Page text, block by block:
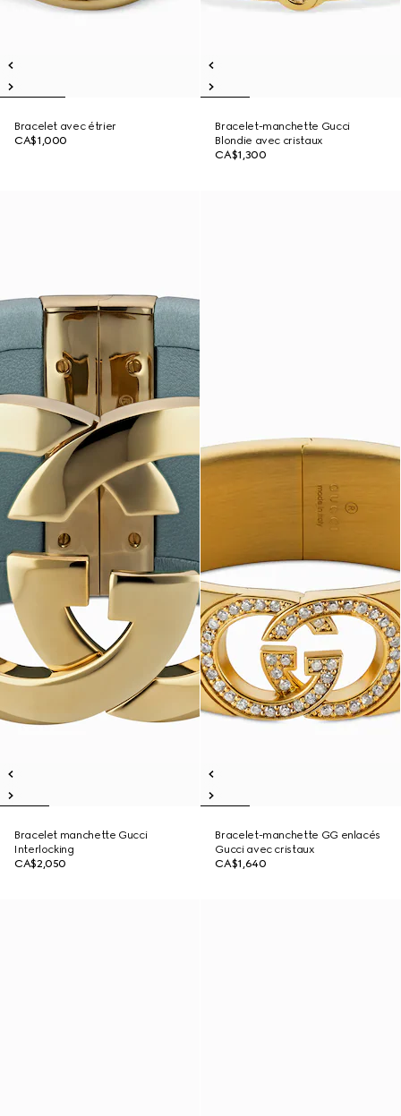
Bracelet avec étrier
CA$1,000
Bracelet-manchette Gucci
Blondie avec cristaux
CA$1,300
Bracelet manchette Gucci
Interlocking
CA$2,050
Bracelet-manchette GG enlacés
Gucci avec cristaux
CA$1,640